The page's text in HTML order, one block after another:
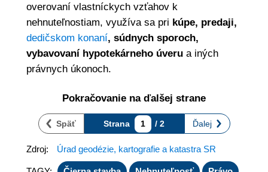
overovaní vlastníckych vzťahov k
nehnuteľnostiam, využíva sa pri kúpe, predaji,
dedičskom konaní, súdnych sporoch,
vybavovaní hypotekárneho úverua iných
právnych úkonoch.
Pokračovanie na ďalšej strane
Späť Strana 1 / 2 Ďalej
Zdroj: Úrad geodézie, kartografie a katastra SR